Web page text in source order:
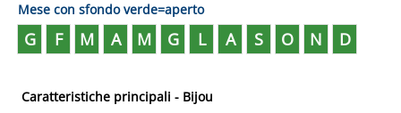
Mese con sfondo verde=aperto
G F M A M G L A S O N D
Caratteristiche principali - Bijou